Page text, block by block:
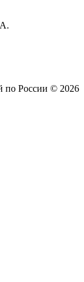
по России © 2026